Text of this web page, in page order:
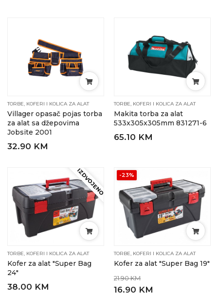
TORBE, KOFERI I KOLICA ZA ALAT
Villager opasač pojas torba
za alat sa džepovima
Jobsite 2001
32.90 KM
TORBE, KOFERI I KOLICA ZA ALAT
Makita torba za alat
533x305x305mm 831271-6
65.10 KM
IZDVOJENO
TORBE, KOFERI I KOLICA ZA ALAT
Kofer za alat "Super Bag
24"
38.00 KM
-23%
TORBE, KOFERI I KOLICA ZA ALAT
Kofer za alat "Super Bag 19"
21.90 KM
16.90 KM